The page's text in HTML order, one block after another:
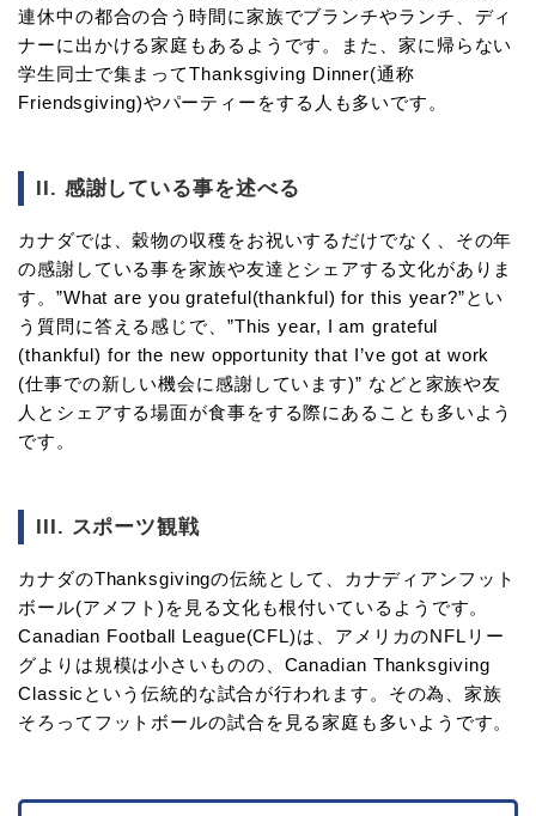
連休中の都合の合う時間に家族でブランチやランチ、ディ
ナーに出かける家庭もあるようです。また、家に帰らない
学生同士で集まってThanksgiving Dinner(通称
Friendsgiving)やパーティーをする人も多いです。
II. 感謝している事を述べる
カナダでは、穀物の収穫をお祝いするだけでなく、その年
の感謝している事を家族や友達とシェアする文化がありま
す。”What are you grateful(thankful) for this year?”とい
う質問に答える感じで、”This year, I am grateful
(thankful) for the new opportunity that I’ve got at work
(仕事での新しい機会に感謝しています)” などと家族や友
人とシェアする場面が食事をする際にあることも多いよう
です。
III. スポーツ観戦
カナダのThanksgivingの伝統として、カナディアンフット
ボール(アメフト)を見る文化も根付いているようです。
Canadian Football League(CFL)は、アメリカのNFLリー
グよりは規模は小さいものの、Canadian Thanksgiving
Classicという伝統的な試合が行われます。その為、家族
そろってフットボールの試合を見る家庭も多いようです。